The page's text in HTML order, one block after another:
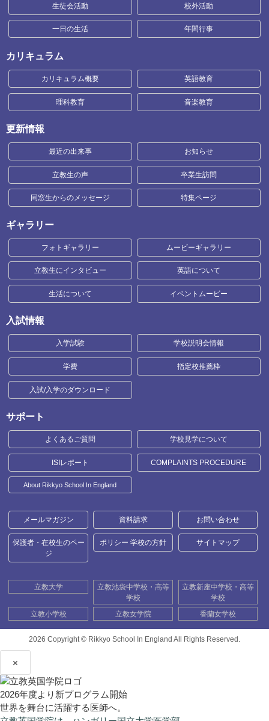
生徒会活動 校外活動
一日の生活 年間行事
カリキュラム
カリキュラム概要 英語教育
理科教育 音楽教育
更新情報
最近の出来事 お知らせ
立教生の声 卒業生訪問
同窓生からのメッセージ 特集ページ
ギャラリー
フォトギャラリー ムービーギャラリー
立教生にインタビュー 英語について
生活について イベントムービー
入試情報
入学試験 学校説明会情報
学費 指定校推薦枠
入試/入学のダウンロード
サポート
よくあるご質問 学校見学について
ISIレポート COMPLAINTS PROCEDURE
About Rikkyo School In England
メールマガジン 資料請求 お問い合わせ
保護者・在校生のペー
ジ
ポリシー 学校の方針 サイトマップ
立教大学
立教池袋中学校・高等
学校
立教新座中学校・高等
学校
立教小学校
立教女学院 香蘭女学校
2026 Copyright © Rikkyo School In England All Rights Reserved.
×
2026年度より新プログラム開始
世界を舞台に活躍する医師へ。